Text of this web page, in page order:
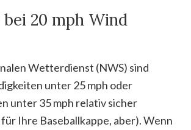
bei 20 mph Wind
Wetterdienst (NWS) sind
unter 25 mph oder
unter 35 mph relativ sicher
Ihre Baseballkappe, aber). Wenn